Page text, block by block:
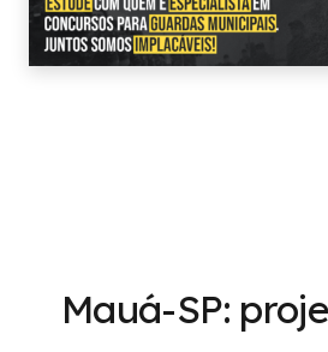
Mauá-SP: